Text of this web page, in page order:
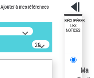
Ajouter à mes références
20
résultats/page
RÉCUPÉRER
LES
NOTICES
Ma